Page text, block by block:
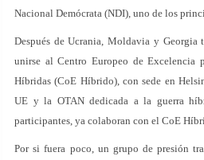
Nacional Demócrata (NDI), uno de los
Después de Ucrania, Moldavia y Georgia
unirse al Centro Europeo de Excelencia
Híbridas (CoE Híbrido), con sede en
UE y la OTAN dedicada a la guerra
participantes, ya colaboran con el CoE
Por si fuera poco, un grupo de presión